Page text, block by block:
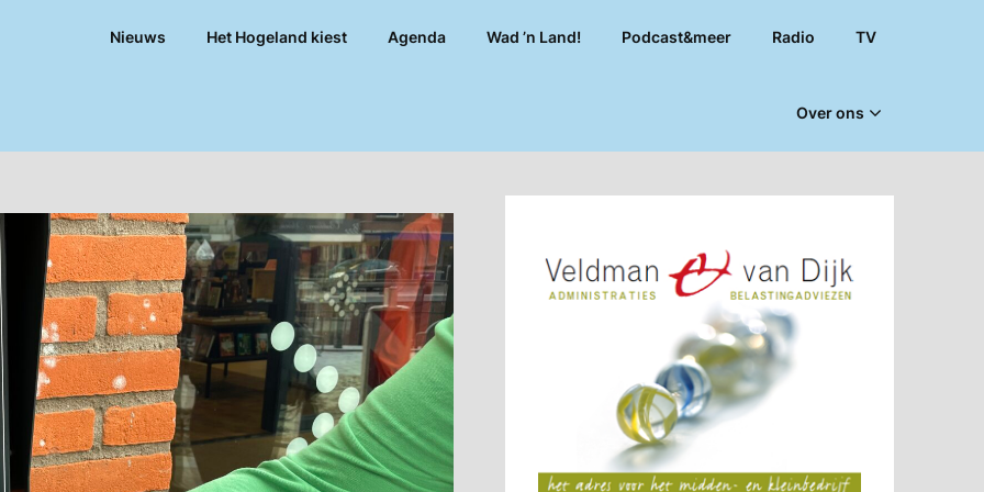
Nieuws Het Hogeland kiest Agenda Wad ’n Land! Podcast&meer Radio TV
Over ons